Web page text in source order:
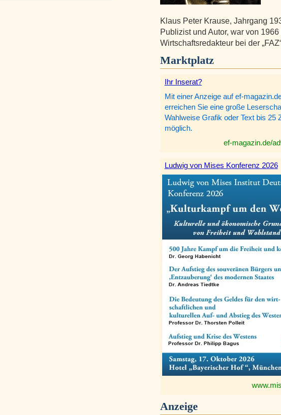
Klaus Peter Krause, Jahrgang
Publizist und Autor, war von
Wirtschaftsredakteur bei der
Marktplatz
Ihr Inserat?
Mit einer Anzeige auf ef-
erreichen Sie eine große
Wahlweise Grafik oder Text bis 25
möglich.
ef-magazin.de/
Ludwig von Mises Konferenz 2026
Anzeige